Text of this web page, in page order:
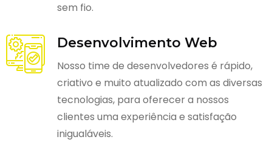
sem fio.
Desenvolvimento Web
Nosso time de desenvolvedores é rápido,
criativo e muito atualizado com as diversas
tecnologias, para oferecer a nossos
clientes uma experiência e satisfação
inigualáveis.